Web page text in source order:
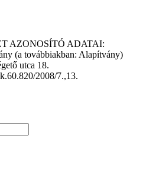
AZONOSÍTÓ ADATAI:
(a továbbiakban: Alapítvány)
utca 18.
2008/7.,13.